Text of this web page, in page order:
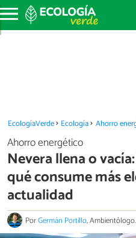
EcologíaVerde Ecología Ahorro
Ahorro energético
Nevera llena o
qué consume más
actualidad
PorGermán Portillo, Ambientólogo.